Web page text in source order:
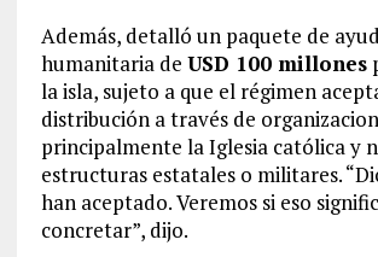
Además, detalló un paquete de
humanitaria de USD 100 millones
la isla, sujeto a que el régimen
distribución a través de
principalmente la Iglesia católica y
estructuras estatales o militares.
han aceptado. Veremos si eso
concretar”, dijo.